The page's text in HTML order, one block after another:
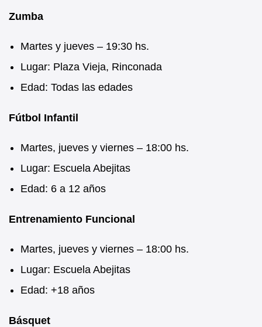
Zumba
Martes y jueves – 19:30 hs.
Lugar: Plaza Vieja, Rinconada
Edad: Todas las edades
Fútbol Infantil
Martes, jueves y viernes – 18:00 hs.
Lugar: Escuela Abejitas
Edad: 6 a 12 años
Entrenamiento Funcional
Martes, jueves y viernes – 18:00 hs.
Lugar: Escuela Abejitas
Edad: +18 años
Básquet